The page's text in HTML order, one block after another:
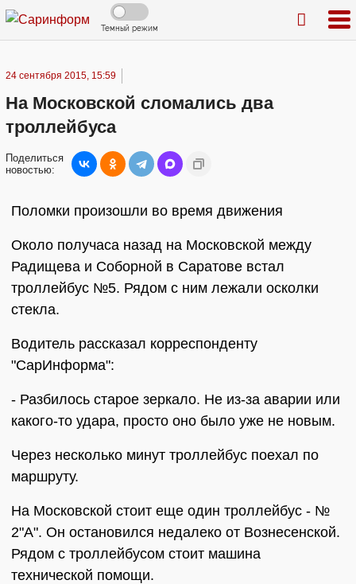
Темный режим
24 сентября 2015, 15:59
На Московской сломались два
троллейбуса
Поделиться
новостью:
Поломки произошли во время движения
Около получаса назад на Московской между
Радищева и Соборной в Саратове встал
троллейбус №5. Рядом с ним лежали осколки
стекла.
Водитель рассказал корреспонденту
"СарИнформа":
- Разбилось старое зеркало. Не из-за аварии или
какого-то удара, просто оно было уже не новым.
Через несколько минут троллейбус поехал по
маршруту.
На Московской стоит еще один троллейбус - №
2"А". Он остановился недалеко от Вознесенской.
Рядом с троллейбусом стоит машина
технической помощи.